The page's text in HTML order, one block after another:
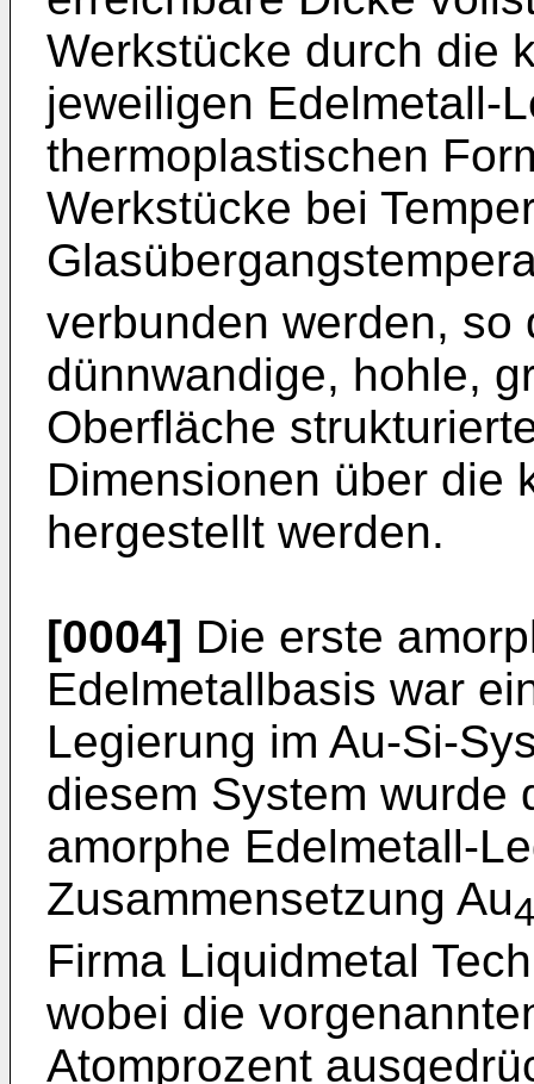
Werkstücke durch die
jeweiligen Edelmetall-
thermoplastischen
Werkstücke bei
verbunden werden, so
dünnwandige, hohle,
Oberfläche
Dimensionen über die
hergestellt werden.
[0004] Die erste
Edelmetallbasis war
Legierung im Au-Si-
diesem System wurde
amorphe Edelmetall-
Zusammensetzung Au
Firma Liquidmetal
wobei die
Atomprozent